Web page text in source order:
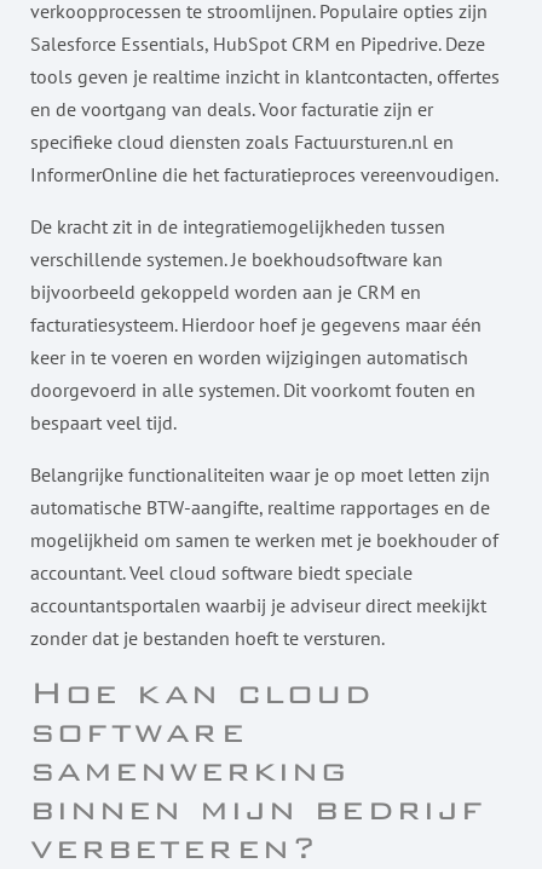
verkoopprocessen te stroomlijnen. Populaire opties zijn
Salesforce Essentials, HubSpot CRM en Pipedrive. Deze
tools geven je realtime inzicht in klantcontacten, offertes
en de voortgang van deals. Voor facturatie zijn er
specifieke cloud diensten zoals Factuursturen.nl en
InformerOnline die het facturatieproces vereenvoudigen.
De kracht zit in de integratiemogelijkheden tussen
verschillende systemen. Je boekhoudsoftware kan
bijvoorbeeld gekoppeld worden aan je CRM en
facturatiesysteem. Hierdoor hoef je gegevens maar één
keer in te voeren en worden wijzigingen automatisch
doorgevoerd in alle systemen. Dit voorkomt fouten en
bespaart veel tijd.
Belangrijke functionaliteiten waar je op moet letten zijn
automatische BTW-aangifte, realtime rapportages en de
mogelijkheid om samen te werken met je boekhouder of
accountant. Veel cloud software biedt speciale
accountantsportalen waarbij je adviseur direct meekijkt
zonder dat je bestanden hoeft te versturen.
Hoe kan cloud
software
samenwerking
binnen mijn bedrijf
verbeteren?